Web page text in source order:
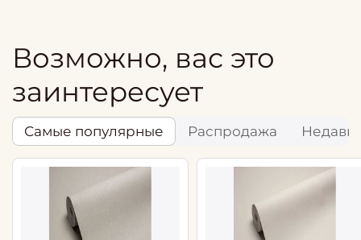
Возможно, вас это
заинтересует
Самые популярные Распродажа